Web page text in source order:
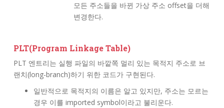
모든 주소들을 바뀐 가상 주소 offset을 더해
변경한다.
PLT(Program Linkage Table)
PLT 엔트리는 실행 파일의 바깥쪽 멀리 있는 목적지 주소로 브
랜치(long-branch)하기 위한 코드가 구현된다.
일반적으로 목적지의 이름은 알고 있지만, 주소는 모르는
경우 이를 imported symbol이라고 불리운다.